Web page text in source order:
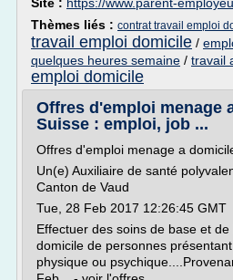
Thèmes liés : contrat travail emploi
travail emploi domicile /
quelques heures semaine / travail
emploi domicile
Offres d'emploi menage
Suisse : emploi, job ...
Offres d'emploi menage a
Un(e) Auxiliaire de santé
Canton de Vaud
Tue, 28 Feb 2017 12:26:45 GMT
Effectuer des soins de base et
domicile de personnes
physique ou